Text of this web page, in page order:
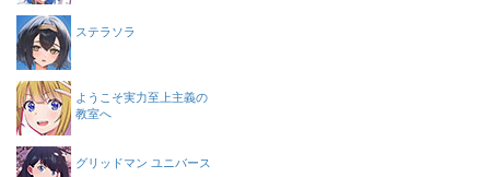
ステラソラ
ようこそ実力至上主義の
教室へ
グリッドマン ユニバース